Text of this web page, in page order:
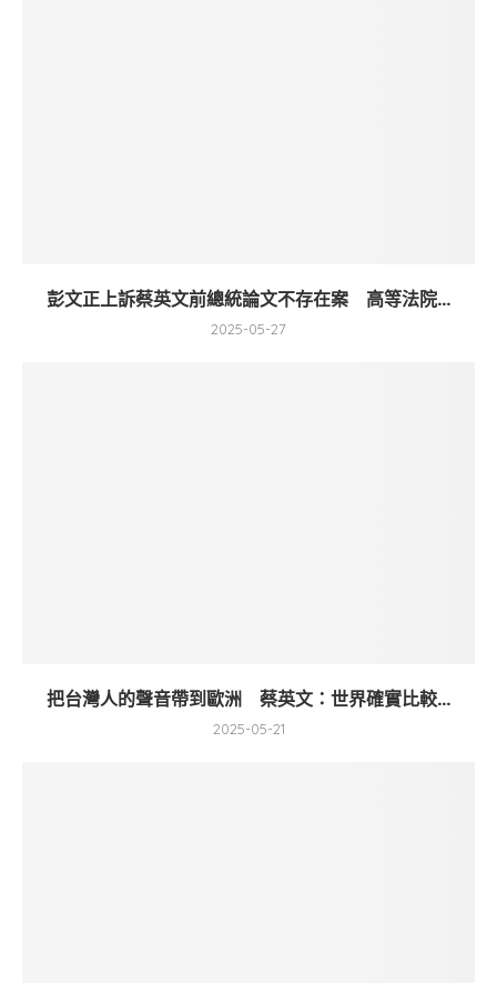
彭文正上訴蔡英文前總統論文不存在案 高等法院...
2025-05-27
把台灣人的聲音帶到歐洲 蔡英文：世界確實比較...
2025-05-21